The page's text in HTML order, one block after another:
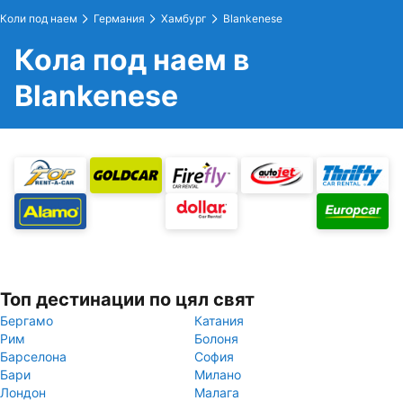
Коли под наем Германия Хамбург Blankenese
Кола под наем в
Blankenese
Топ дестинации по цял свят
Бергамо
Катания
Рим
Болоня
Барселона
София
Бари
Милано
Лондон
Малага